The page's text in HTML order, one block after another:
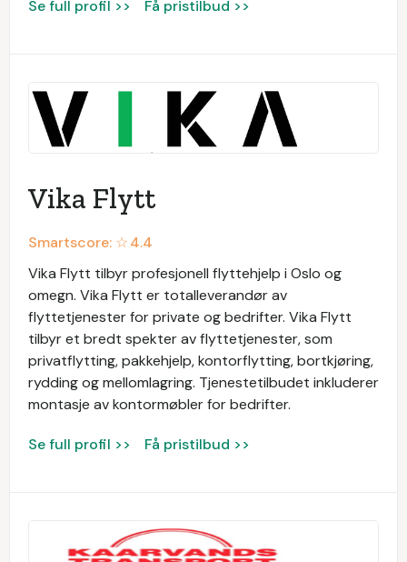
Se full profil >> Få pristilbud >>
Vika Flytt
Smartscore: ☆4.4
Vika Flytt tilbyr profesjonell flyttehjelp i Oslo og
omegn. Vika Flytt er totalleverandør av
flyttetjenester for private og bedrifter. Vika Flytt
tilbyr et bredt spekter av flyttetjenester, som
privatflytting, pakkehjelp, kontorflytting, bortkjøring,
rydding og mellomlagring. Tjenestetilbudet inkluderer
montasje av kontormøbler for bedrifter.
Se full profil >> Få pristilbud >>